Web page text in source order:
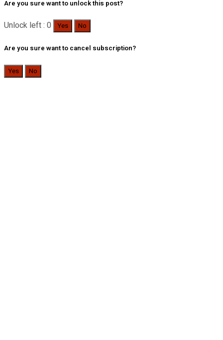
Are you sure want to unlock this post?
Unlock left : 0 Yes No
Are you sure want to cancel subscription?
Yes No